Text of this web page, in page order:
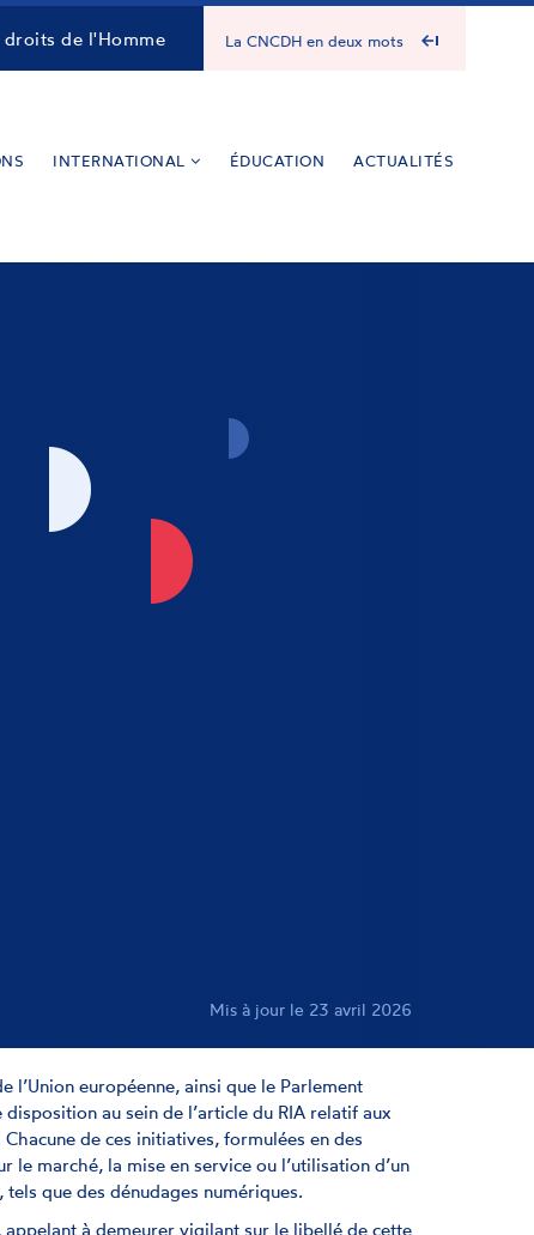
droits de l'Homme La CNCDH en deux mots
INTERNATIONAL ÉDUCATION ACTUALITÉS
Mis à jour le 23 avril 2026
l’Union européenne, ainsi que le Parlement
au sein de l’article du RIA relatif aux
de ces initiatives, formulées en des
marché, la mise en service ou l’utilisation d’un
que des dénudages numériques.
à demeurer vigilant sur le libellé de cette